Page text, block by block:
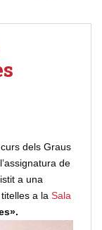
dels Graus
de
a una
a la Sala